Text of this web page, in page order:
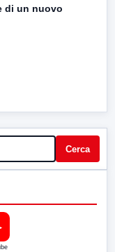
di un nuovo
Cerca